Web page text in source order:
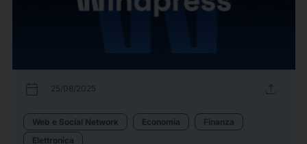
calendar_today 25/08/2025 upload
Web e Social Network Economia
Finanza
Elettronica